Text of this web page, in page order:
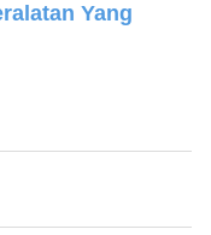
Yang